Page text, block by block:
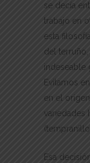
se decía
trabajo en
esta
del
indeseable
Evitamos
en el
variedades
Esa